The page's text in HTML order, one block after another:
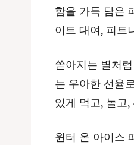
함을 가득 담은
이트 대여, 피트
쏟아지는 별처
는 우아한 선율
있게 먹고, 놀고
윈터 온 아이스